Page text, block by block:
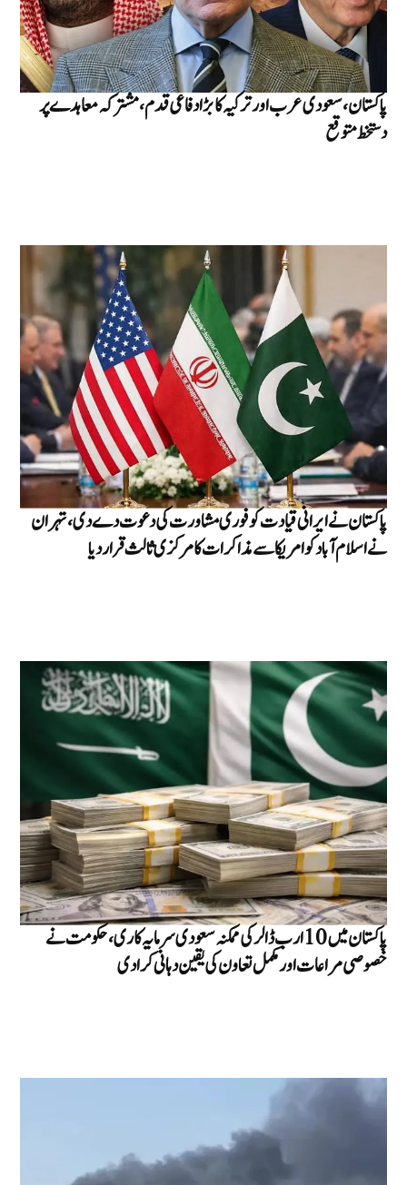
پاکستان، سعودی عرب اور ترکیہ کا بڑا دفاعی قدم، مشترکہ معاہدے پر
دستخط متوقع
پاکستان نے ایرانی قیادت کو فوری مشاورت کی دعوت دے دی، تہران
نے اسلام آباد کو امریکا سے مذاکرات کا مرکزی ثالث قرار دیا
پاکستان میں 10 ارب ڈالر کی ممکنہ سعودی سرمایہ کاری، حکومت نے
خصوصی مراعات اور مکمل تعاون کی یقین دہانی کرا دی